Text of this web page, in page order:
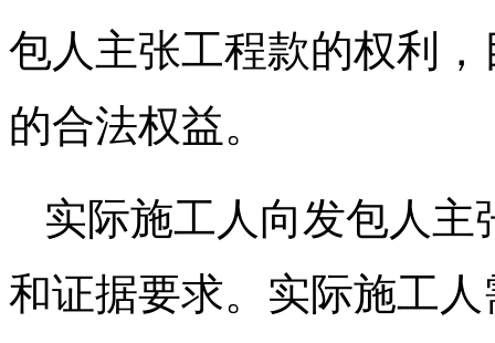
包人主张工程款的权利
的合法权益。
实际施工人向发包人
和证据要求。实际施工